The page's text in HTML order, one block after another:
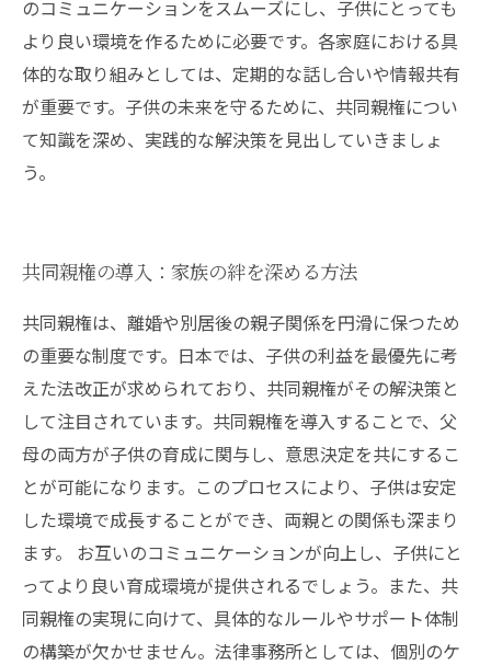
のコミュニケーションをスムーズにし、子供にとっても
より良い環境を作るために必要です。各家庭における具
体的な取り組みとしては、定期的な話し合いや情報共有
が重要です。子供の未来を守るために、共同親権につい
て知識を深め、実践的な解決策を見出していきましょ
う。
共同親権の導入：家族の絆を深める方法
共同親権は、離婚や別居後の親子関係を円滑に保つため
の重要な制度です。日本では、子供の利益を最優先に考
えた法改正が求められており、共同親権がその解決策と
して注目されています。共同親権を導入することで、父
母の両方が子供の育成に関与し、意思決定を共にするこ
とが可能になります。このプロセスにより、子供は安定
した環境で成長することができ、両親との関係も深まり
ます。 お互いのコミュニケーションが向上し、子供にと
ってより良い育成環境が提供されるでしょう。また、共
同親権の実現に向けて、具体的なルールやサポート体制
の構築が欠かせません。法律事務所としては、個別のケ